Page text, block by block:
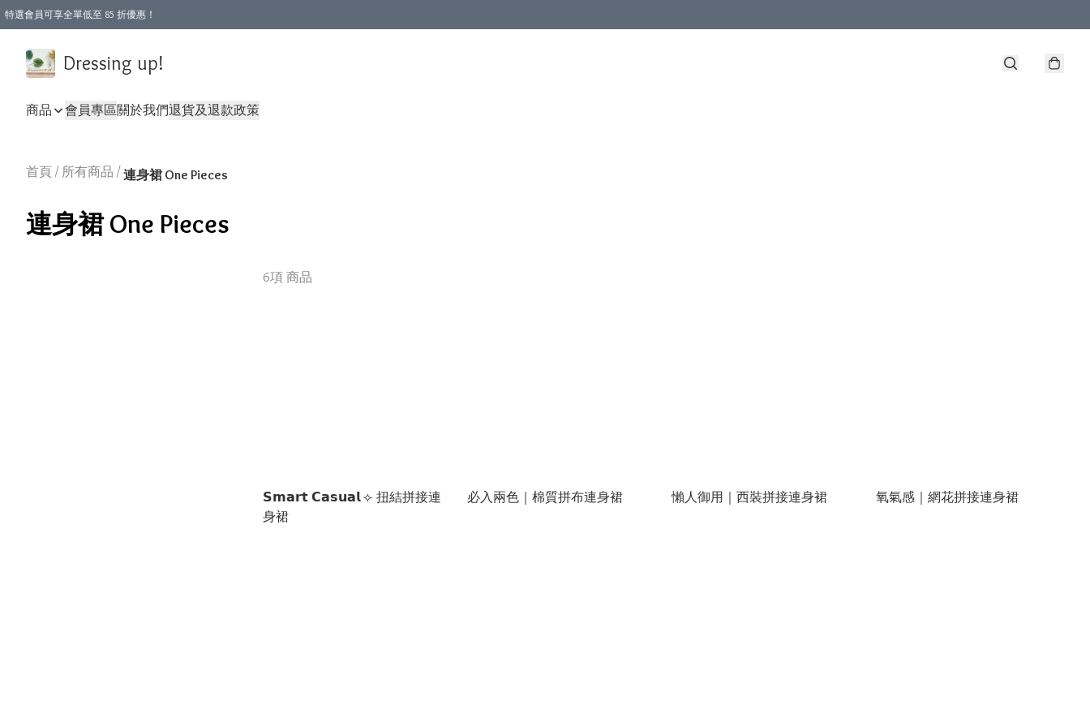
特選會員可享全單低至 85 折優惠！
Dressing up!
商品 會員專區關於我們退貨及退款政策
首頁 / 所有商品 / 連身裙 One Pieces
連身裙 One Pieces
6項 商品
𝗦𝗺𝗮𝗿𝘁 𝗖𝗮𝘀𝘂𝗮𝗹 ⟣ 扭結拼接連
身裙
必入兩色｜棉質拼布連身裙 懶人御用｜西裝拼接連身裙 氧氣感｜網花拼接連身裙